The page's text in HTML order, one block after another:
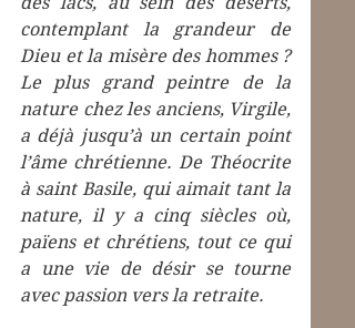
contemplant la grandeur de
Dieu et la misère des hommes ?
Le plus grand peintre de la
nature chez les anciens, Virgile,
a déjà jusqu’à un certain point
l’âme chrétienne. De Théocrite
à saint Basile, qui aimait tant la
nature, il y a cinq siècles où,
païens et chrétiens, tout ce qui
a une vie de désir se tourne
avec passion vers la retraite.